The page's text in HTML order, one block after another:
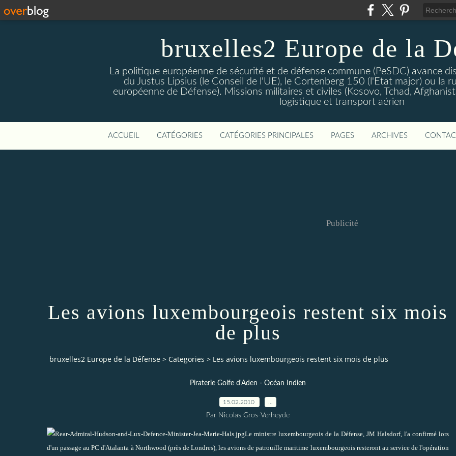
bruxelles2 Europe de la
La politique européenne de sécurité et de défense commune (PeSDC) avance
du Justus Lipsius (le Conseil de l'UE), le Cortenberg 150 (l'Etat major) ou la
européenne de Défense). Missions militaires et civiles (Kosovo, Tchad,
logistique et transport aérien
ACCUEIL CATÉGORIES CATÉGORIES PRINCIPALES PAGES ARCHIVES
Publicité
Les avions luxembourgeois restent six mois
de plus
bruxelles2 Europe de la Défense > Categories > Les avions luxembourgeois restent six mois de plus
Piraterie Golfe d'Aden - Océan Indien
15.02.2010
Par Nicolas Gros-Verheyde
Le ministre luxembourgeois de la Défense, JM Halsdorf, l'a confirmé lors
d'un passage au PC d'Atalanta à Northwood (près de Londres), les avions de patrouille maritime luxembourgeois resteront au service de l'opération